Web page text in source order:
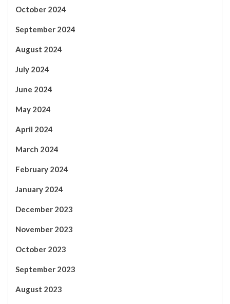
October 2024
September 2024
August 2024
July 2024
June 2024
May 2024
April 2024
March 2024
February 2024
January 2024
December 2023
November 2023
October 2023
September 2023
August 2023